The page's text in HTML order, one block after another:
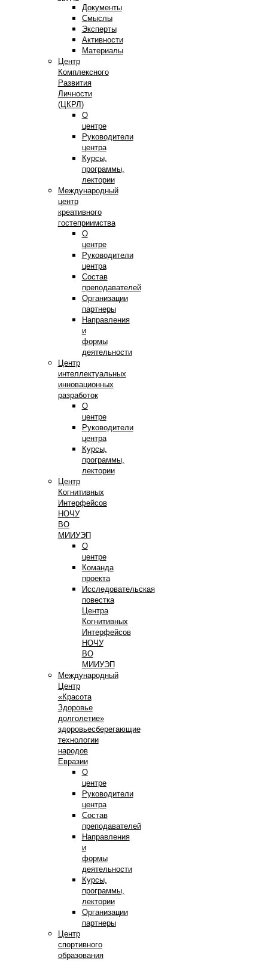
Документы
Смыслы
Эксперты
Активности
Материалы
Центр
Комплексного
Развития
Личности
(ЦКРЛ)
О
центре
Руководители
центра
Курсы,
программы,
лектории
Международный
центр
креативного
гостеприимства
О
центре
Руководители
центра
Состав
преподавателей
Организации
партнеры
Направления
и
формы
деятельности
Центр
интеллектуальных
инновационных
разработок
О
центре
Руководители
центра
Курсы,
программы,
лектории
Центр
Когнитивных
Интерфейсов
НОЧУ
ВО
МИИУЭП
О
центре
Команда
проекта
Исследовательская
повестка
Центра
Когнитивных
Интерфейсов
НОЧУ
ВО
МИИУЭП
Международный
Центр
«Красота
Здоровье
долголетие»
здоровьесберегающие
технологии
народов
Евразии
О
центре
Руководители
центра
Состав
преподавателей
Направления
и
формы
деятельности
Курсы,
программы,
лектории
Организации
партнеры
Центр
спортивного
образования